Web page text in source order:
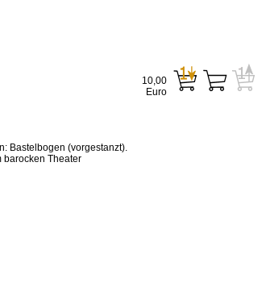
Bastelbogen (vorgestanzt).
barocken Theater
10,00
Euro